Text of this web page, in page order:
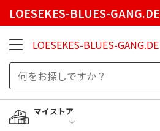
LOESEKES-BLUES-GANG.DE
LOESEKES-BLUES-GANG.DE
マイストア